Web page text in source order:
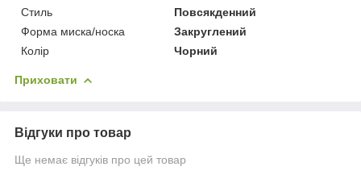
Стиль
Повсякденний
Форма миска/носка
Закруглений
Колір
Чорний
Приховати
Відгуки про товар
Ще немає відгуків про цей товар